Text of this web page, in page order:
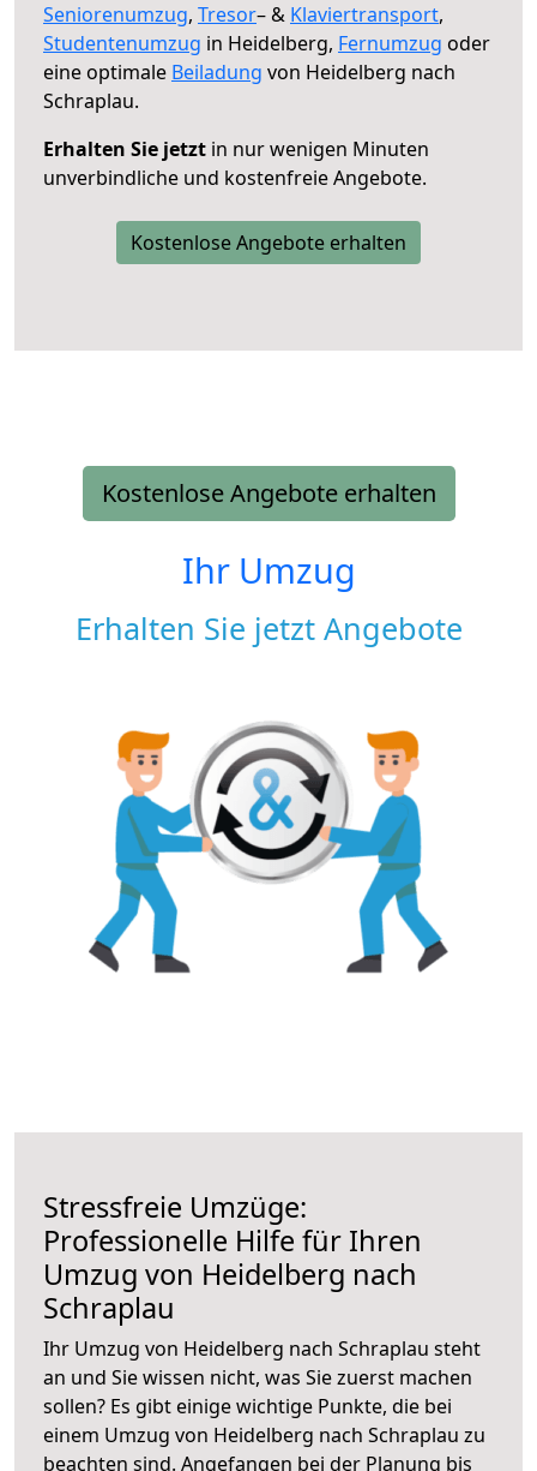
Seniorenumzug, Tresor– & Klaviertransport,
Studentenumzug in Heidelberg, Fernumzug oder
eine optimale Beiladung von Heidelberg nach
Schraplau.
Erhalten Sie jetzt in nur wenigen Minuten
unverbindliche und kostenfreie Angebote.
Kostenlose Angebote erhalten
Kostenlose Angebote erhalten
Ihr Umzug
Erhalten Sie jetzt Angebote
Stressfreie Umzüge:
Professionelle Hilfe für Ihren
Umzug von Heidelberg nach
Schraplau
Ihr Umzug von Heidelberg nach Schraplau steht
an und Sie wissen nicht, was Sie zuerst machen
sollen? Es gibt einige wichtige Punkte, die bei
einem Umzug von Heidelberg nach Schraplau zu
beachten sind. Angefangen bei der Planung bis